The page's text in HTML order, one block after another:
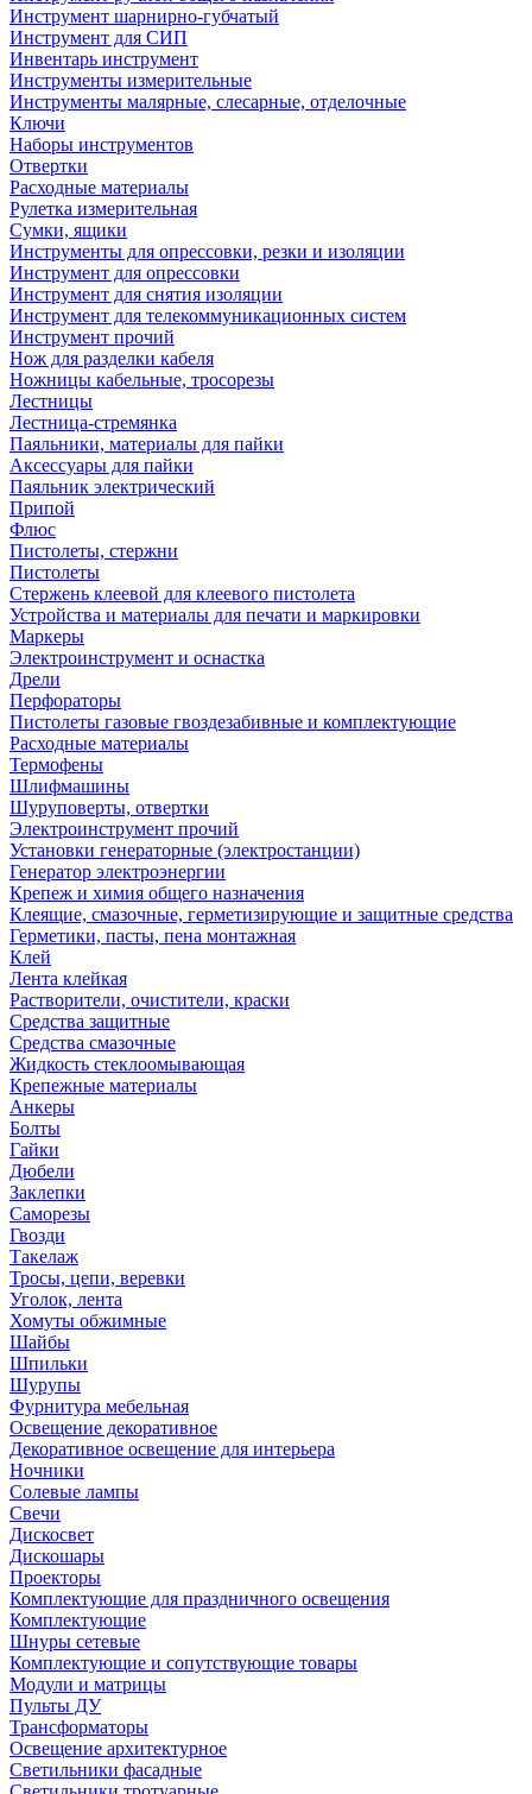
Инструмент шарнирно-губчатый
Инструмент для СИП
Инвентарь инструмент
Инструменты измерительные
Инструменты малярные, слесарные, отделочные
Ключи
Наборы инструментов
Отвертки
Расходные материалы
Рулетка измерительная
Сумки, ящики
Инструменты для опрессовки, резки и изоляции
Инструмент для опрессовки
Инструмент для снятия изоляции
Инструмент для телекоммуникационных систем
Инструмент прочий
Нож для разделки кабеля
Ножницы кабельные, тросорезы
Лестницы
Лестница-стремянка
Паяльники, материалы для пайки
Аксессуары для пайки
Паяльник электрический
Припой
Флюс
Пистолеты, стержни
Пистолеты
Стержень клеевой для клеевого пистолета
Устройства и материалы для печати и маркировки
Маркеры
Электроинструмент и оснастка
Дрели
Перфораторы
Пистолеты газовые гвоздезабивные и комплектующие
Расходные материалы
Термофены
Шлифмашины
Шуруповерты, отвертки
Электроинструмент прочий
Установки генераторные (электростанции)
Генератор электроэнергии
Крепеж и химия общего назначения
Клеящие, смазочные, герметизирующие и защитные средства
Герметики, пасты, пена монтажная
Клей
Лента клейкая
Растворители, очистители, краски
Средства защитные
Средства смазочные
Жидкость стеклоомывающая
Крепежные материалы
Анкеры
Болты
Гайки
Дюбели
Заклепки
Саморезы
Гвозди
Такелаж
Тросы, цепи, веревки
Уголок, лента
Хомуты обжимные
Шайбы
Шпильки
Шурупы
Фурнитура мебельная
Освещение декоративное
Декоративное освещение для интерьера
Ночники
Солевые лампы
Свечи
Дискосвет
Дискошары
Проекторы
Комплектующие для праздничного освещения
Комплектующие
Шнуры сетевые
Комплектующие и сопутствующие товары
Модули и матрицы
Пульты ДУ
Трансформаторы
Освещение архитектурное
Светильники фасадные